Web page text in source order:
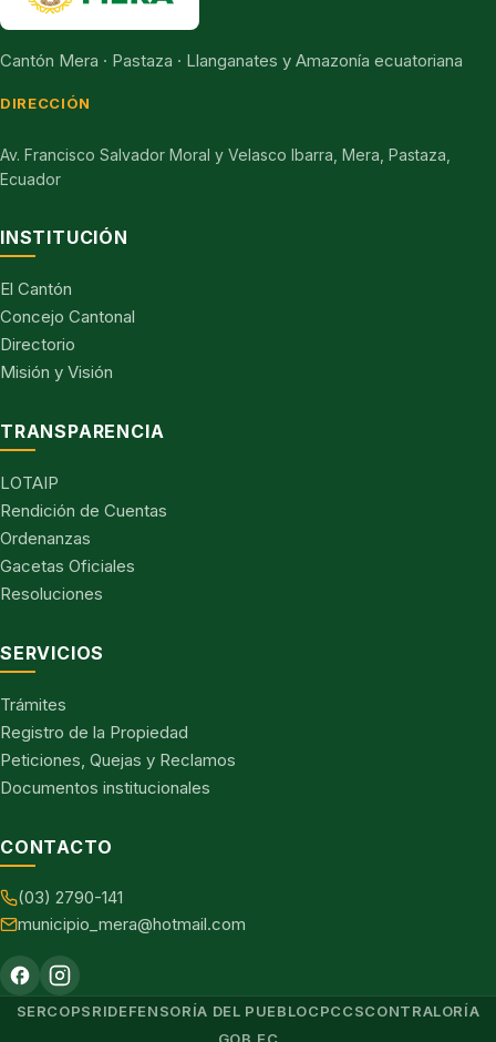
Cantón Mera · Pastaza · Llanganates y Amazonía ecuatoriana
DIRECCIÓN
Av. Francisco Salvador Moral y Velasco Ibarra, Mera, Pastaza,
Ecuador
INSTITUCIÓN
El Cantón
Concejo Cantonal
Directorio
Misión y Visión
TRANSPARENCIA
LOTAIP
Rendición de Cuentas
Ordenanzas
Gacetas Oficiales
Resoluciones
SERVICIOS
Trámites
Registro de la Propiedad
Peticiones, Quejas y Reclamos
Documentos institucionales
CONTACTO
(03) 2790-141
municipio_mera@hotmail.com
SERCOPSRIDEFENSORÍA DEL PUEBLOCPCCSCONTRALORÍA